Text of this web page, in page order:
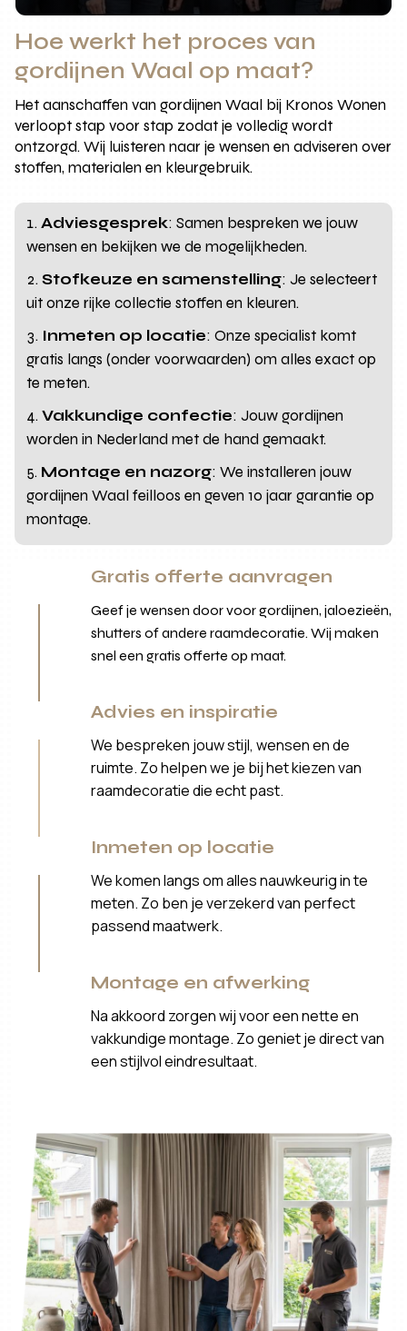
Hoe werkt het proces van
gordijnen Waal op maat?
Het aanschaffen van gordijnen Waal bij Kronos Wonen
verloopt stap voor stap zodat je volledig wordt
ontzorgd. Wij luisteren naar je wensen en adviseren over
stoffen, materialen en kleurgebruik.
Adviesgesprek: Samen bespreken we jouw
wensen en bekijken we de mogelijkheden.
Stofkeuze en samenstelling: Je selecteert
uit onze rijke collectie stoffen en kleuren.
Inmeten op locatie: Onze specialist komt
gratis langs (onder voorwaarden) om alles exact op
te meten.
Vakkundige confectie: Jouw gordijnen
worden in Nederland met de hand gemaakt.
Montage en nazorg: We installeren jouw
gordijnen Waal feilloos en geven 10 jaar garantie op
montage.
Gratis offerte aanvragen
Geef je wensen door voor gordijnen, jaloezieën,
shutters of andere raamdecoratie. Wij maken
snel een gratis offerte op maat.
Advies en inspiratie
We bespreken jouw stijl, wensen en de
ruimte. Zo helpen we je bij het kiezen van
raamdecoratie die echt past.
Inmeten op locatie
We komen langs om alles nauwkeurig in te
meten. Zo ben je verzekerd van perfect
passend maatwerk.
Montage en afwerking
Na akkoord zorgen wij voor een nette en
vakkundige montage. Zo geniet je direct van
een stijlvol eindresultaat.